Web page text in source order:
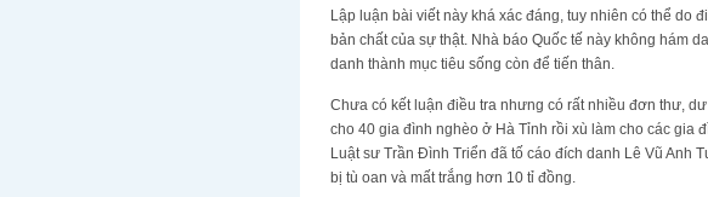
Lập luận bài viết này khá xác đáng, tuy nhiên có thể do
bản chất của sự thật. Nhà báo Quốc tế này không hám
danh thành mục tiêu sống còn để tiến thân.
Chưa có kết luận điều tra nhưng có rất nhiều đơn thư,
cho 40 gia đình nghèo ở Hà Tỉnh rồi xù làm cho các gia
Luật sư Trần Đình Triển đã tố cáo đích danh Lê Vũ Anh
bị tù oan và mất trắng hơn 10 tỉ đồng.